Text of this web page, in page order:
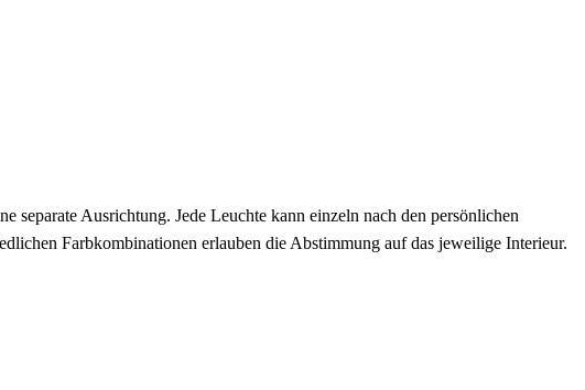
separate Ausrichtung. Jede Leuchte kann einzeln nach den persönlichen
Farbkombinationen erlauben die Abstimmung auf das jeweilige Interieur.